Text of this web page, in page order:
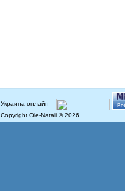
Copyright Ole-Natali © 2026